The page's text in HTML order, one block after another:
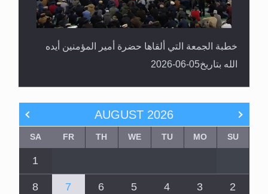
خطبة الجمعة التي ألقاها حضرة أمير المؤمنين أيده
الله بتاريخ05-06-2026
AUGUST 2026
SU
MO
TU
WE
TH
FR
SA
1
2
3
4
5
6
7
8